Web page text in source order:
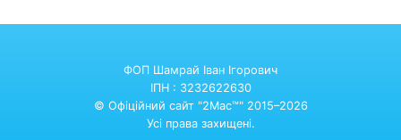
ФОП Шамрай Іван Ігорович
ІПН : 3232622630
© Офіційний сайт "2Mac™" 2015–2026
Усі права захищені.